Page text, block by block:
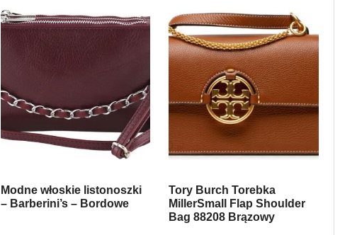
Modne włoskie listonoszki
– Barberini’s – Bordowe
Tory Burch Torebka
MillerSmall Flap Shoulder
Bag 88208 Brązowy